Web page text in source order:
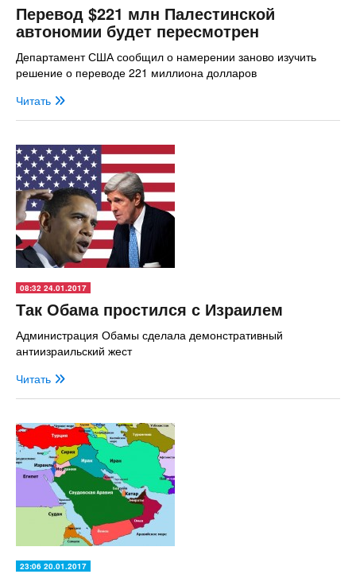
Перевод $221 млн Палестинской
автономии будет пересмотрен
Департамент США сообщил о намерении заново изучить
решение о переводе 221 миллиона долларов
Читать
08:32 24.01.2017
Так Обама простился с Израилем
Администрация Обамы сделала демонстративный
антиизраильский жест
Читать
23:06 20.01.2017